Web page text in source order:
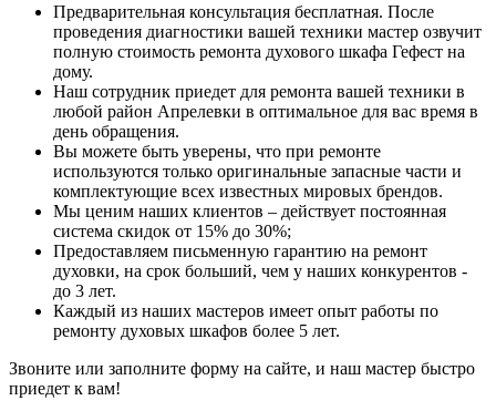
Предварительная консультация бесплатная. После
проведения диагностики вашей техники мастер озвучит
полную стоимость ремонта духового шкафа Гефест на
дому.
Наш сотрудник приедет для ремонта вашей техники в
любой район Апрелевки в оптимальное для вас время в
день обращения.
Вы можете быть уверены, что при ремонте
используются только оригинальные запасные части и
комплектующие всех известных мировых брендов.
Мы ценим наших клиентов – действует постоянная
система скидок от 15% до 30%;
Предоставляем письменную гарантию на ремонт
духовки, на срок больший, чем у наших конкурентов -
до 3 лет.
Каждый из наших мастеров имеет опыт работы по
ремонту духовых шкафов более 5 лет.
Звоните или заполните форму на сайте, и наш мастер быстро
приедет к вам!